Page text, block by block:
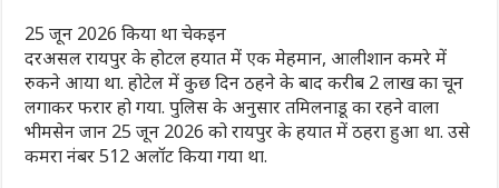
25 जून 2026 किया था चेकइन
दरअसल रायपुर के होटल हयात में एक मेहमान, आलीशान कमरे में
रुकने आया था. होटेल में कुछ दिन ठहने के बाद करीब 2 लाख का चून
लगाकर फरार हो गया. पुलिस के अनुसार तमिलनाडू का रहने वाला
भीमसेन जान 25 जून 2026 को रायपुर के हयात में ठहरा हुआ था. उसे
कमरा नंबर 512 अलॉट किया गया था.